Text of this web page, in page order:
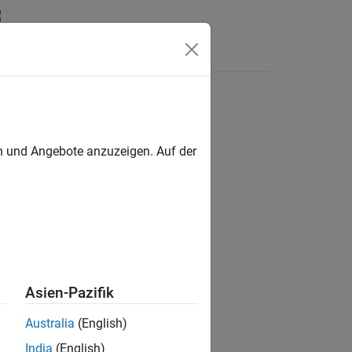
Angebote anzuzeigen. Auf der
Asien-Pazifik
Australia (English)
India (English)